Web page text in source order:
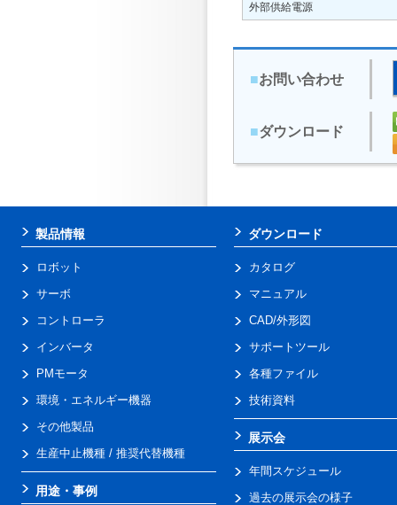
外部供給電源
■お問い合わせ
■ダウンロード
製品情報
ロボット
サーボ
コントローラ
インバータ
PMモータ
環境・エネルギー機器
その他製品
生産中止機種 / 推奨代替機種
用途・事例
ダウンロード
カタログ
マニュアル
CAD/外形図
サポートツール
各種ファイル
技術資料
展示会
年間スケジュール
過去の展示会の様子